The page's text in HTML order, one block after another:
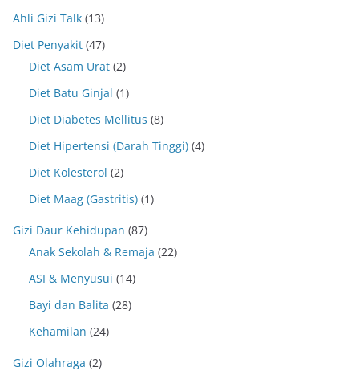
Ahli Gizi Talk (13)
Diet Penyakit (47)
Diet Asam Urat (2)
Diet Batu Ginjal (1)
Diet Diabetes Mellitus (8)
Diet Hipertensi (Darah Tinggi) (4)
Diet Kolesterol (2)
Diet Maag (Gastritis) (1)
Gizi Daur Kehidupan (87)
Anak Sekolah & Remaja (22)
ASI & Menyusui (14)
Bayi dan Balita (28)
Kehamilan (24)
Gizi Olahraga (2)